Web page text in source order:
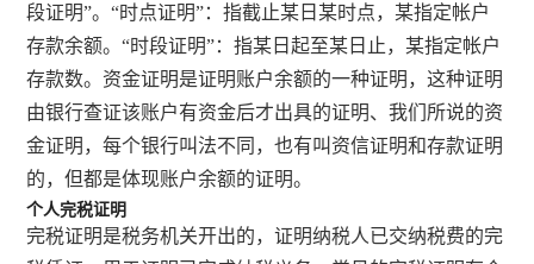
段证明”。“时点证明”：指截止某日某时点，某指定帐户
存款余额。“时段证明”：指某日起至某日止，某指定帐户
存款数。资金证明是证明账户余额的一种证明，这种证明
由银行查证该账户有资金后才出具的证明、我们所说的资
金证明，每个银行叫法不同，也有叫资信证明和存款证明
的，但都是体现账户余额的证明。
个人完税证明
完税证明是税务机关开出的，证明纳税人已交纳税费的完